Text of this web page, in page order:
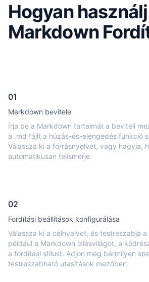
Hogyan
Markdown
01
Markdown bevitele
Írja be a Markdown tartalmát a beviteli
a .md fájlt a húzás-és-elengedés funkció
Válassza ki a forrásnyelvet, vagy hagyja,
automatikusan felismerje.
02
Fordítási beállítások konfigurálása
Válassza ki a célnyelvet, és testreszabja
például a Markdown ízlésvilágot, a
a fordítási stílust. Adjon meg bármilyen
testreszabható utasítások mezőben.